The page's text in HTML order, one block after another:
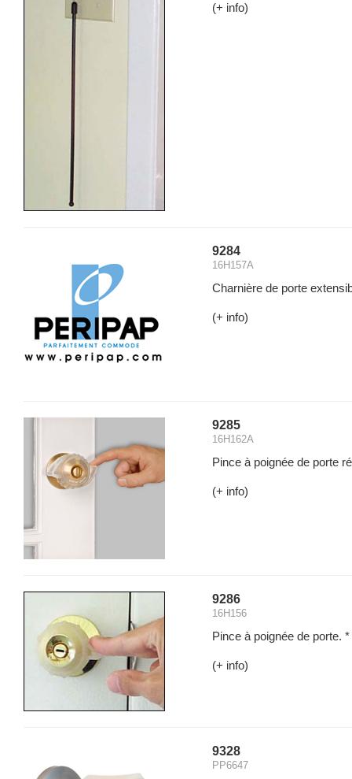
(+ info)
9284
16H157A
Charnière de porte
(+ info)
9285
16H162A
Pince à poignée de porte
(+ info)
9286
16H156
Pince à poignée de porte. *
(+ info)
9328
PP6647